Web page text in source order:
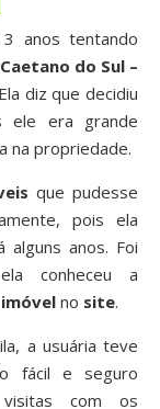
anos tentando
do Sul –
diz que decidiu
ele era grande
na propriedade.
que pudesse
pois ela
anos. Foi
conheceu a
no site.
a usuária teve
fácil e seguro
com os